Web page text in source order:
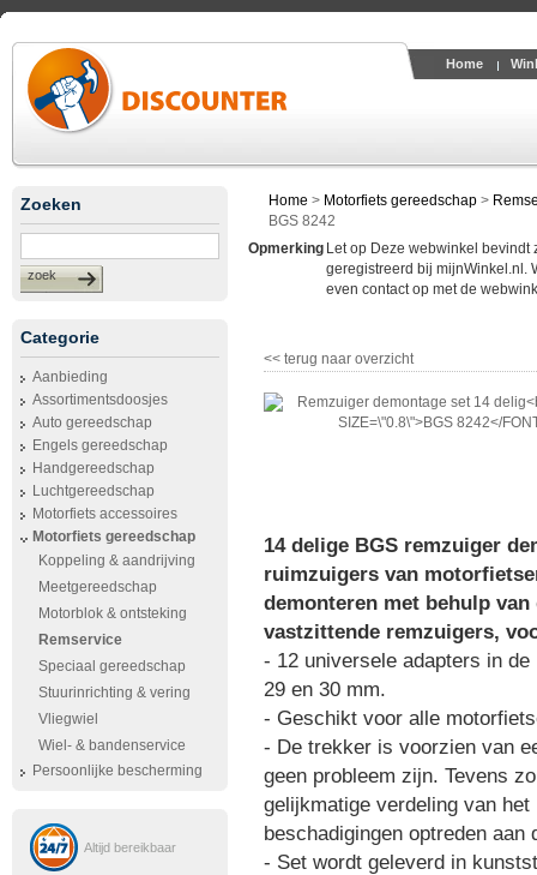
Home
Zoeken
zoek
Categorie
Aanbieding
Assortimentsdoosjes
Auto gereedschap
Engels gereedschap
Handgereedschap
Luchtgereedschap
Motorfiets accessoires
Motorfiets gereedschap
Koppeling & aandrijving
Meetgereedschap
Motorblok & ontsteking
Remservice
Speciaal gereedschap
Stuurinrichting & vering
Vliegwiel
Wiel- & bandenservice
Persoonlijke bescherming
Altijd bereikbaar
Home > Motorfiets gereedschap >
BGS 8242
Opmerking Let op Deze webwinkel
geregistreerd bij mijnWinkel.nl.
even contact op met de
<< terug naar overzicht
14 delige BGS remzuiger
ruimzuigers van
demonteren met behulp
vastzittende remzuigers,
- 12 universele adapters in
29 en 30 mm.
- Geschikt voor alle
- De trekker is voorzien van
geen probleem zijn. Tevens
gelijkmatige verdeling van
beschadigingen optreden
- Set wordt geleverd in